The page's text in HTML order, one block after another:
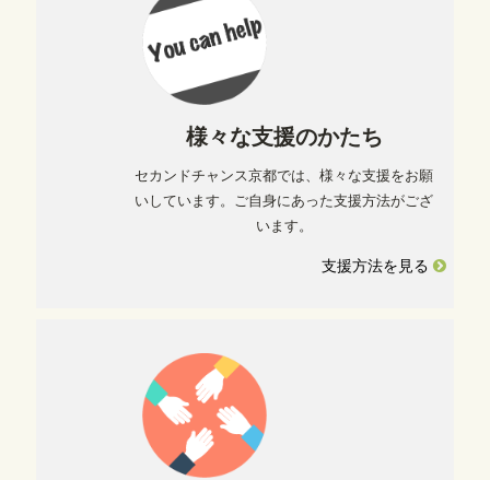
様々な支援のかたち
セカンドチャンス京都では、様々な支援をお願
いしています。ご自身にあった支援方法がござ
います。
支援方法を見る